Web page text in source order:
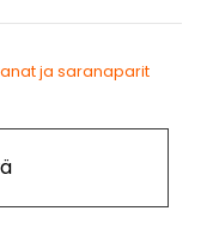
ja saranaparit